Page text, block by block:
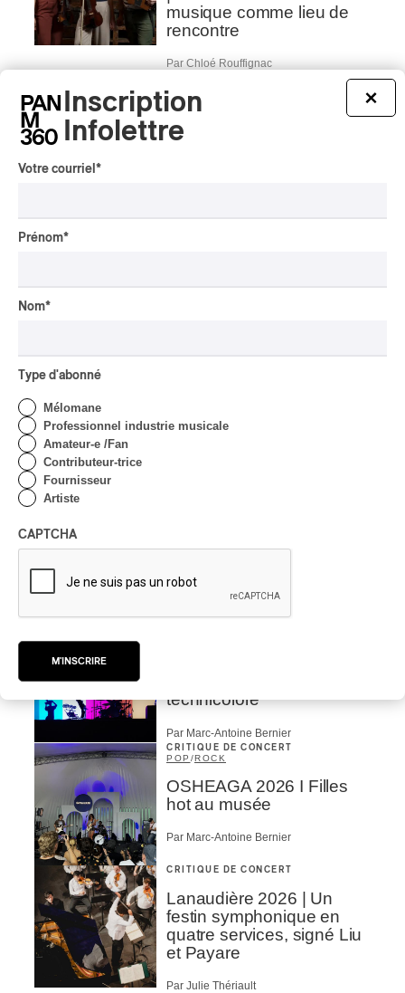
musique comme lieu de
rencontre
Par Chloé Rouffignac
CLASSIQUE OCCIDENTAL
CLASSIQUE
Domaine Forget 2026
| Bach éternel et éternelles
OSHEAGA 2026 I Not For
Radio se réincarne sur la
gigantesque défouloir
technicolore
Par Marc-Antoine Bernier
CRITIQUE DE CONCERT
POP /ROCK
OSHEAGA 2026 I Filles
hot au musée
Par Marc-Antoine Bernier
CRITIQUE DE CONCERT
Lanaudière 2026 | Un
festin symphonique en
quatre services, signé Liu
et Payare
Par Julie Thériault
×
Inscription
Infolettre
Votre courriel *
Prénom*
Nom*
Type d'abonné
Mélomane
Professionnel industrie musicale
Amateur-e /Fan
Contributeur-trice
Fournisseur
Artiste
CAPTCHA
M'INSCRIRE